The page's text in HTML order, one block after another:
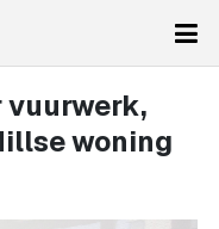
woning